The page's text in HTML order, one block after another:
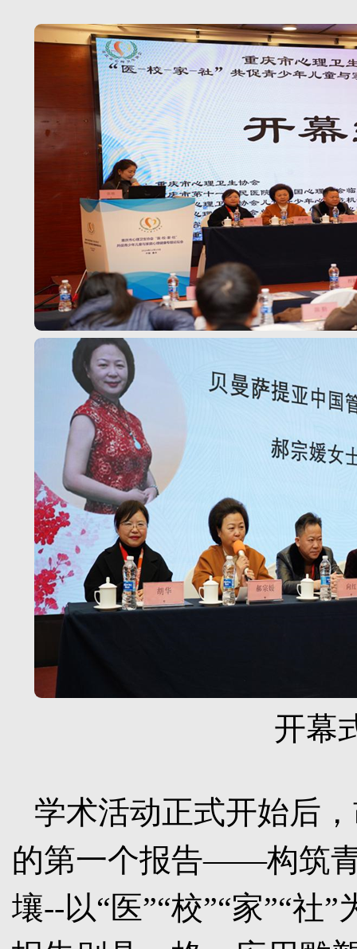
开幕
学术活动正式开始后
的第一个报告——构筑
壤--以“医”“校”“家”“社